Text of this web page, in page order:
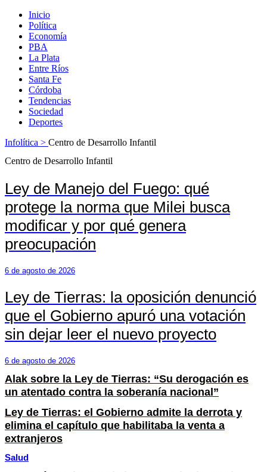
Inicio
Política
Economía
PBA
La Plata
Entre Ríos
Santa Fe
Córdoba
Tendencias
Sociedad
Deportes
Infolítica > Centro de Desarrollo Infantil
Centro de Desarrollo Infantil
Ley de Manejo del Fuego: qué
protege la norma que Milei busca
modificar y por qué genera
preocupación
6 de agosto de 2026
Ley de Tierras: la oposición denunció
que el Gobierno apuró una votación
sin dejar leer el nuevo proyecto
6 de agosto de 2026
Alak sobre la Ley de Tierras: “Su derogación es
un atentado contra la soberanía nacional”
Ley de Tierras: el Gobierno admite la derrota y
elimina el capítulo que habilitaba la venta a
extranjeros
Salud